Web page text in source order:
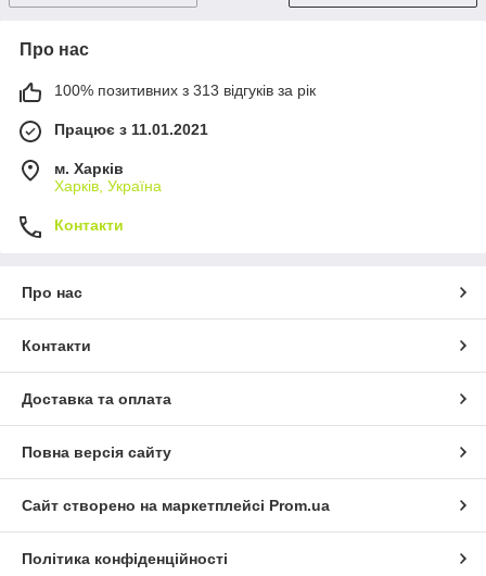
Про нас
100% позитивних з 313 відгуків за рік
Працює з 11.01.2021
м. Харків
Харків, Україна
Контакти
Про нас
Контакти
Доставка та оплата
Повна версія сайту
Сайт створено на маркетплейсі Prom.ua
Політика конфіденційності